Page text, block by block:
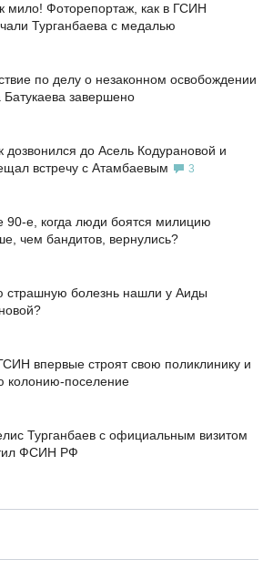
мило! Фоторепортаж, как в ГСИН
Турганбаева с медалью
по делу о незаконном освобождении
Батукаева завершено
дозвонился до Асель Кодурановой и
встречу с Атамбаевым
3
90-е, когда люди боятся милицию
чем бандитов, вернулись?
страшную болезнь нашли у Аиды
впервые строят свою поликлинику и
колонию-поселение
Турганбаев с официальным визитом
ФСИН РФ